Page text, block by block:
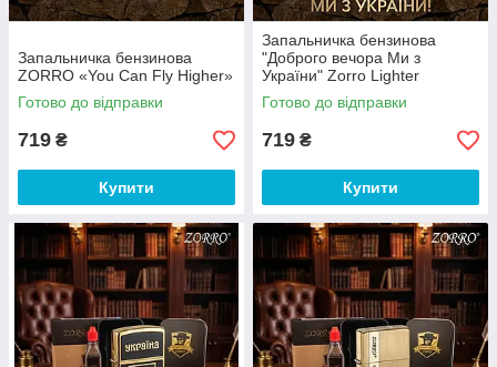
Запальничка бензинова
ZORRO «You Can Fly Higher»
Готово до відправки
719 ₴
Купити
Запальничка бензинова
"Доброго вечора Ми з
України" Zorro Lighter
Готово до відправки
719 ₴
Купити